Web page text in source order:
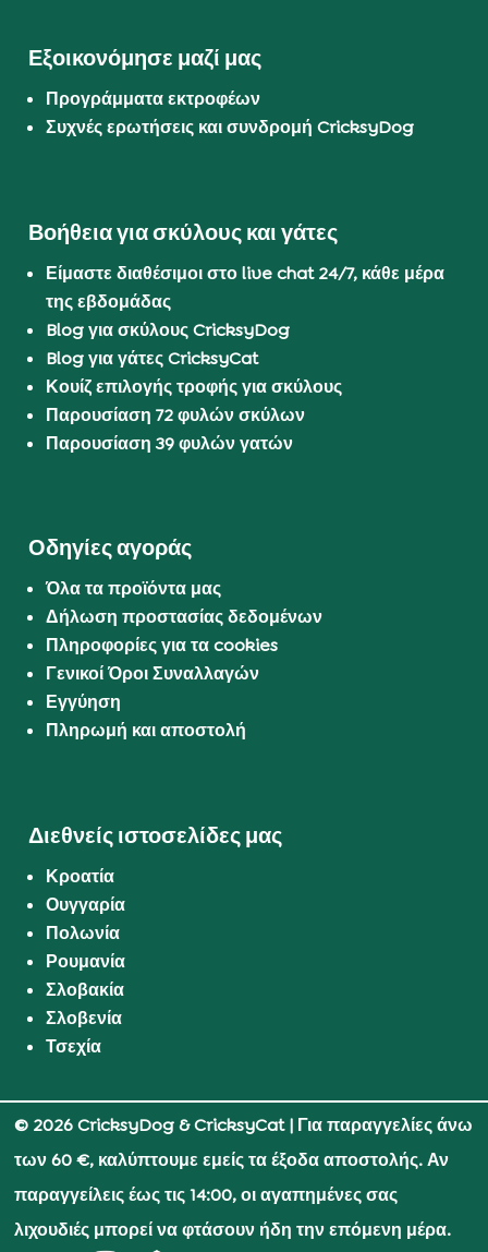
Εξοικονόμησε μαζί μας
Προγράμματα εκτροφέων
Συχνές ερωτήσεις και συνδρομή CricksyDog
Βοήθεια για σκύλους και γάτες
Είμαστε διαθέσιμοι στο live chat 24/7, κάθε μέρα
της εβδομάδας
Blog για σκύλους CricksyDog
Blog για γάτες CricksyCat
Κουίζ επιλογής τροφής για σκύλους
Παρουσίαση 72 φυλών σκύλων
Παρουσίαση 39 φυλών γατών
Οδηγίες αγοράς
Όλα τα προϊόντα μας
Δήλωση προστασίας δεδομένων
Πληροφορίες για τα cookies
Γενικοί Όροι Συναλλαγών
Εγγύηση
Πληρωμή και αποστολή
Διεθνείς ιστοσελίδες μας
Κροατία
Ουγγαρία
Πολωνία
Ρουμανία
Σλοβακία
Σλοβενία
Τσεχία
© 2026 CricksyDog & CricksyCat| Για παραγγελίες άνω
των 60 €, καλύπτουμε εμείς τα έξοδα αποστολής. Αν
παραγγείλεις έως τις 14:00, οι αγαπημένες σας
λιχουδιές μπορεί να φτάσουν ήδη την επόμενη μέρα.